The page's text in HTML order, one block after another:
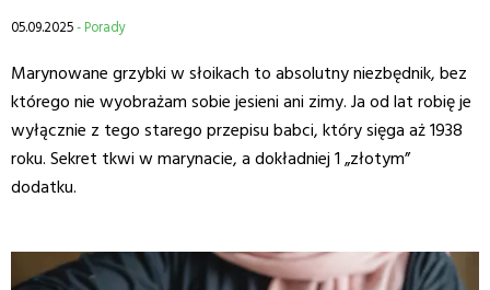
05.09.2025- Porady
Marynowane grzybki w słoikach to absolutny niezbędnik, bez
którego nie wyobrażam sobie jesieni ani zimy. Ja od lat robię je
wyłącznie z tego starego przepisu babci, który sięga aż 1938
roku. Sekret tkwi w marynacie, a dokładniej 1 „złotym”
dodatku.